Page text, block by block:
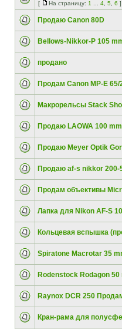
[ На страницу: 1 4 5 6 ]
Продаю Canon 80D
Bellows-Nikkor-P 105
продано
Продам Canon MP-E
Макрорельсы Stack
Продаю LAOWA 100
Продаю Meyer Optik
Продаю af-s nikkor 200-
Продам объективы
Лапка для Nikon AF-S
Кольцевая вспышка
Spiratone Macrotar 35
Rodenstock Rodagon 50
Raynox DCR 250
Кран-рама для